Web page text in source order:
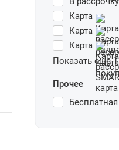
Карта
Карта
Карта
Показать еще
Прочее